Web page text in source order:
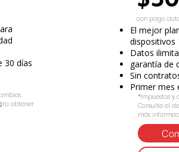
30 días
obtener
con pago
El mejor
dispositivos
Datos
garantía de
Sin
Primer mes
*Impuestos y
Consulte el
más